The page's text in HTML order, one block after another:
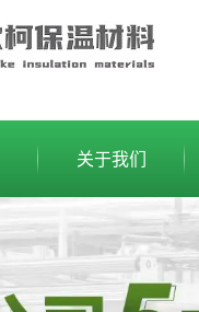
关于我们